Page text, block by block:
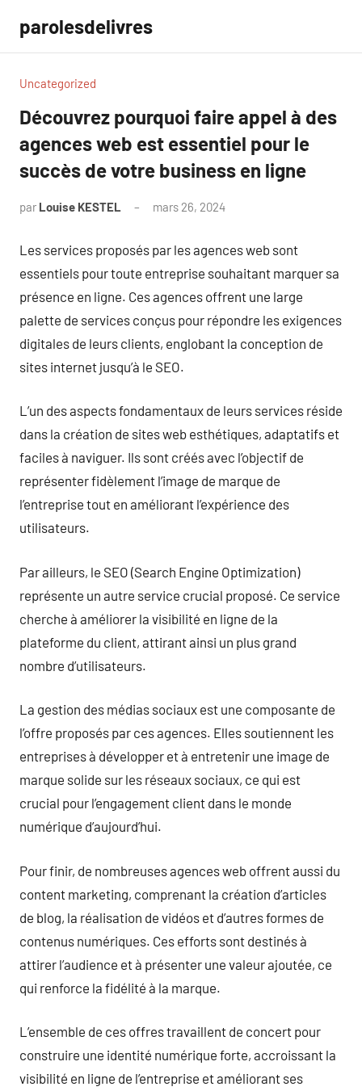
contenu
parolesdelivres
Uncategorized
Découvrez pourquoi faire appel à des
agences web est essentiel pour le
succès de votre business en ligne
par Louise KESTEL mars 26, 2024
Les services proposés par les agences web sont
essentiels pour toute entreprise souhaitant marquer sa
présence en ligne. Ces agences offrent une large
palette de services conçus pour répondre les exigences
digitales de leurs clients, englobant la conception de
sites internet jusqu’à le SEO.
L’un des aspects fondamentaux de leurs services réside
dans la création de sites web esthétiques, adaptatifs et
faciles à naviguer. Ils sont créés avec l’objectif de
représenter fidèlement l’image de marque de
l’entreprise tout en améliorant l’expérience des
utilisateurs.
Par ailleurs, le SEO (Search Engine Optimization)
représente un autre service crucial proposé. Ce service
cherche à améliorer la visibilité en ligne de la
plateforme du client, attirant ainsi un plus grand
nombre d’utilisateurs.
La gestion des médias sociaux est une composante de
l’offre proposés par ces agences. Elles soutiennent les
entreprises à développer et à entretenir une image de
marque solide sur les réseaux sociaux, ce qui est
crucial pour l’engagement client dans le monde
numérique d’aujourd’hui.
Pour finir, de nombreuses agences web offrent aussi du
content marketing, comprenant la création d’articles
de blog, la réalisation de vidéos et d’autres formes de
contenus numériques. Ces efforts sont destinés à
attirer l’audience et à présenter une valeur ajoutée, ce
qui renforce la fidélité à la marque.
L’ensemble de ces offres travaillent de concert pour
construire une identité numérique forte, accroissant la
visibilité en ligne de l’entreprise et améliorant ses